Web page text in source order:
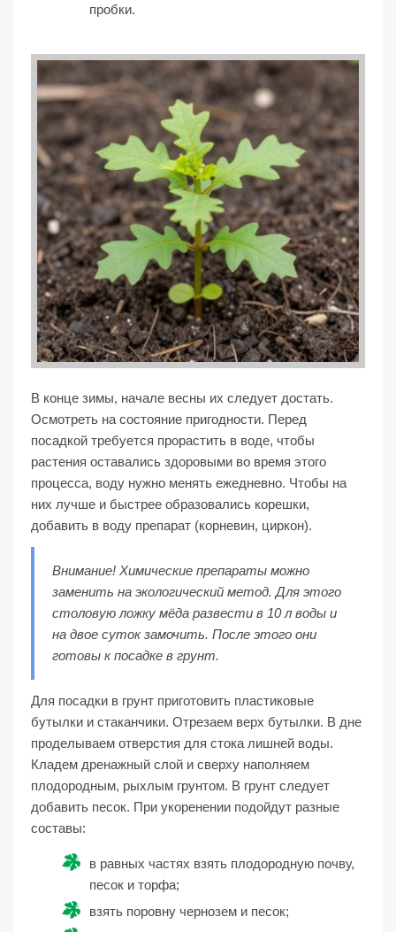
пробки.
В конце зимы, начале весны их следует достать.
Осмотреть на состояние пригодности. Перед
посадкой требуется прорастить в воде, чтобы
растения оставались здоровыми во время этого
процесса, воду нужно менять ежедневно. Чтобы на
них лучше и быстрее образовались корешки,
добавить в воду препарат (корневин, циркон).
Внимание! Химические препараты можно
заменить на экологический метод. Для этого
столовую ложку мёда развести в 10 л воды и
на двое суток замочить. После этого они
готовы к посадке в грунт.
Для посадки в грунт приготовить пластиковые
бутылки и стаканчики. Отрезаем верх бутылки. В дне
проделываем отверстия для стока лишней воды.
Кладем дренажный слой и сверху наполняем
плодородным, рыхлым грунтом. В грунт следует
добавить песок. При укоренении подойдут разные
составы:
в равных частях взять плодородную почву,
песок и торфа;
взять поровну чернозем и песок;